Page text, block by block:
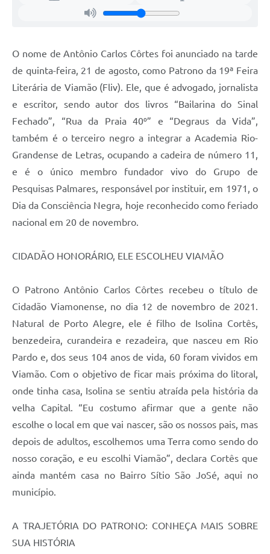
O nome de Antônio Carlos Côrtes foi anunciado na tarde
de quinta-feira, 21 de agosto, como Patrono da 19ª Feira
Literária de Viamão (Fliv). Ele, que é advogado, jornalista
e escritor, sendo autor dos livros “Bailarina do Sinal
Fechado”, “Rua da Praia 40⁰” e “Degraus da Vida”,
também é o terceiro negro a integrar a Academia Rio-
Grandense de Letras, ocupando a cadeira de número 11,
e é o único membro fundador vivo do Grupo de
Pesquisas Palmares, responsável por instituir, em 1971, o
Dia da Consciência Negra, hoje reconhecido como feriado
nacional em 20 de novembro.
CIDADÃO HONORÁRIO, ELE ESCOLHEU VIAMÃO
O Patrono Antônio Carlos Côrtes recebeu o título de
Cidadão Viamonense, no dia 12 de novembro de 2021.
Natural de Porto Alegre, ele é filho de Isolina Cortês,
benzedeira, curandeira e rezadeira, que nasceu em Rio
Pardo e, dos seus 104 anos de vida, 60 foram vividos em
Viamão. Com o objetivo de ficar mais próxima do litoral,
onde tinha casa, Isolina se sentiu atraída pela história da
velha Capital. “Eu costumo afirmar que a gente não
escolhe o local em que vai nascer, são os nossos pais, mas
depois de adultos, escolhemos uma Terra como sendo do
nosso coração, e eu escolhi Viamão”, declara Cortês que
ainda mantém casa no Bairro Sítio São JoSé, aqui no
município.
A TRAJETÓRIA DO PATRONO: CONHEÇA MAIS SOBRE
SUA HISTÓRIA